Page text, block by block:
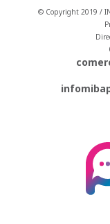
© Copyright 2019 /